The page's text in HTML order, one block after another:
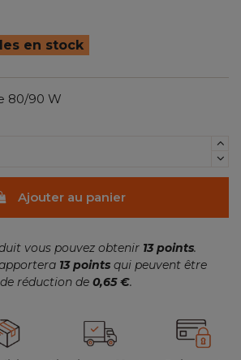
en stock
80/90 W
Ajouter au panier
vous pouvez obtenir 13 points.
13points qui peuvent être
réduction de 0,65 €.